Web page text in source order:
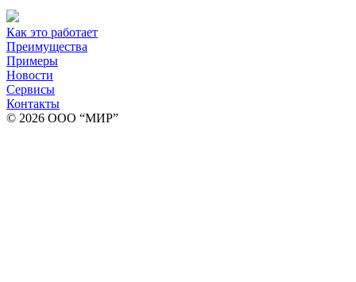
Как это работает
Преимущества
Примеры
Новости
Сервисы
Контакты
© 2026 ООО “МИР”